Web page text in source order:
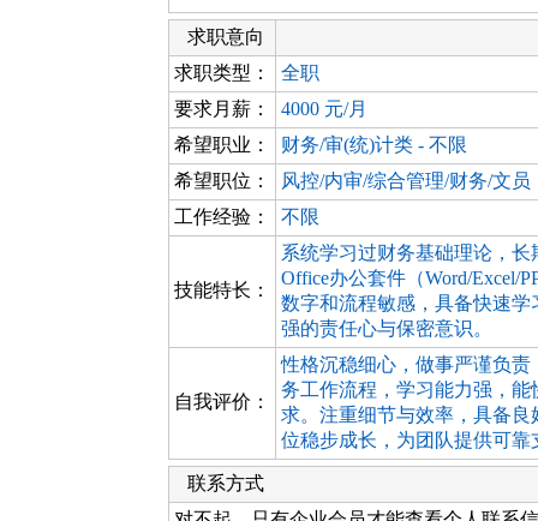
求职意向
求职类型：
全职
要求月薪：
4000 元/月
希望职业：
财务/审(统)计类 - 不限
希望职位：
风控/内审/综合管理/财务/文员
工作经验：
不限
技能特长：
系统学习过财务基础理论，
Office办公套件（Word/Excel/
数字和流程敏感，具备快速
强的责任心与保密意识。
自我评价：
性格沉稳细心，做事严谨负
务工作流程，学习能力强，
求。注重细节与效率，具备
位稳步成长，为团队提供可靠
联系方式